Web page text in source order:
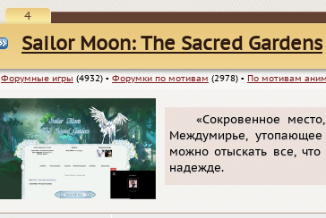
4
Sailor Moon: The Sacred Gardens
Форумные игры (4932) ▪ Форумки по мотивам (2978) ▪ По мотивам
«Сокровенное
Междумирье,
можно отыскать все,
надежде.